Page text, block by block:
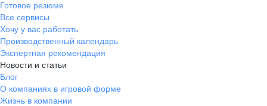
Готовое резюме
Все сервисы
Хочу у вас работать
Производственный календарь
Экспертная рекомендация
Новости и статьи
Блог
О компаниях в игровой форме
Жизнь в компании